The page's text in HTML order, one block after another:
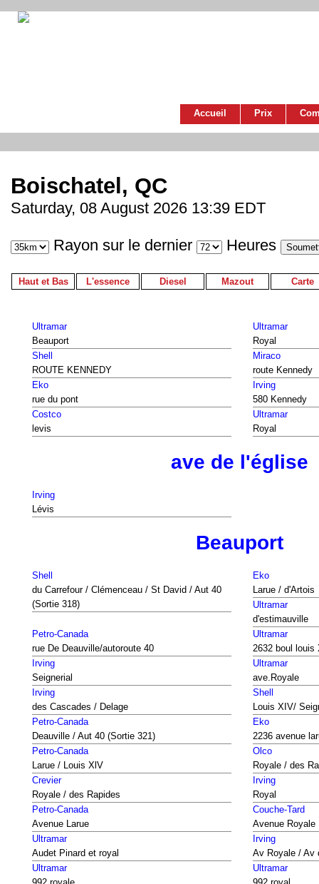
Accueil Prix
Boischatel, QC
Saturday, 08 August 2026 13:39 EDT
Rayon sur le dernier Heures
Haut et Bas L'essence Diesel Mazout Carte
Ultramar
Beauport
Ultramar
Royal
Shell
ROUTE KENNEDY
Miraco
route Kennedy
Eko
rue du pont
Irving
580 Kennedy
Costco
levis
Ultramar
Royal
ave de l'église
Irving
Lévis
Beauport
Shell
du Carrefour / Clémenceau / St David / Aut 40
(Sortie 318)
Eko
Larue / d'Artois
Ultramar
d'estimauville
Petro-Canada
rue De Deauville/autoroute 40
Ultramar
2632 boul louis
Irving
Seignerial
Ultramar
ave.Royale
Irving
des Cascades / Delage
Shell
Louis XIV/
Petro-Canada
Deauville / Aut 40 (Sortie 321)
Eko
2236 avenue
Petro-Canada
Larue / Louis XlV
Olco
Royale / des
Crevier
Royale / des Rapides
Irving
Royal
Petro-Canada
Avenue Larue
Couche-Tard
Avenue Royale
Ultramar
Audet Pinard et royal
Irving
Av Royale / Av
Ultramar
Ultramar